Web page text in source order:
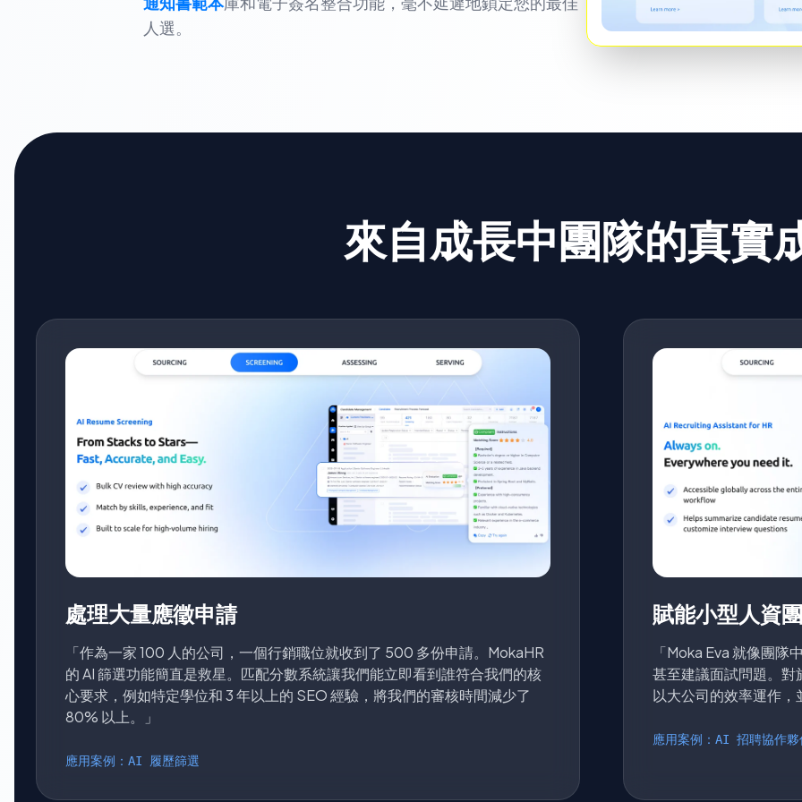
人選。
來自成長中團隊的真實
處理大量應徵申請
「作為一家 100 人的公司，一個行銷職位就收到了 500 多份申請。MokaHR
的 AI 篩選功能簡直是救星。匹配分數系統讓我們能立即看到誰符合我們的核
心要求，例如特定學位和 3 年以上的 SEO 經驗，將我們的審核時間減少了
80% 以上。」
應用案例：AI 履歷篩選
賦能小型人資
「Moka Eva 就像團
甚至建議面試問題。
以大公司的效率運作
應用案例：AI 招聘協作夥